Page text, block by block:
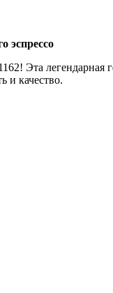
эспрессо
Эта
и качество.